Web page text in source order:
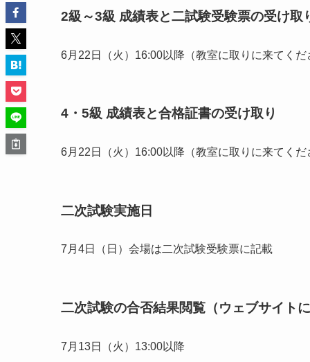
2級～3級 成績表と二試験受験票の受け取
6月22日（火）16:00以降（教室に取りに来てくだ
4・5級 成績表と合格証書の受け取り
6月22日（火）16:00以降（教室に取りに来てくだ
二次試験実施日
7月4日（日）会場は二次試験受験票に記載
二次試験の合否結果閲覧（ウェブサイトに
7月13日（火）13:00以降